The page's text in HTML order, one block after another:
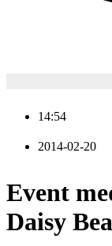
14:54
2014-02-20
Event
Daisy